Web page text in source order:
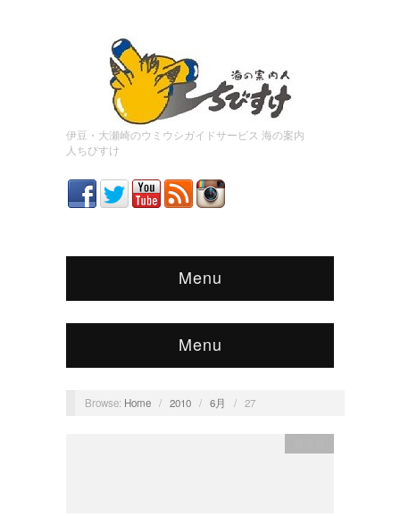
伊豆・大瀬崎のウミウシガイドサービス 海の案内
人ちびすけ
Menu
Menu
Browse: Home / 2010 / 6月 / 27